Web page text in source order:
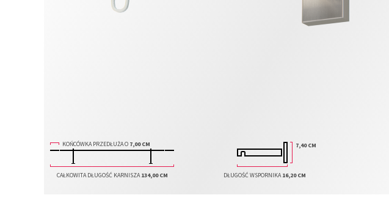
KOŃCÓWKA PRZEDŁUŻA O 7,00 CM
CAŁKOWITA DŁUGOŚĆ KARNISZA 134,00 CM
7,40 CM
DŁUGOŚĆ WSPORNIKA 16,20 CM